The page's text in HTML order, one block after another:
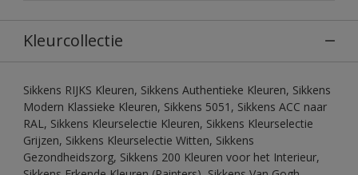
Kleurcollectie
Sikkens RIJKS Kleuren, Sikkens Authentieke Kleuren, Sikkens
Modern Klassieke Kleuren, Sikkens 5051, Sikkens ACC naar
RAL, Sikkens Kleurselectie Kleuren, Sikkens Kleurselectie
Grijzen, Sikkens Kleurselectie Witten, Sikkens
Gezondheidszorg, Sikkens 200 Kleuren voor het Interieur,